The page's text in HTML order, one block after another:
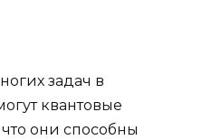
задач в
квантовые
они способны